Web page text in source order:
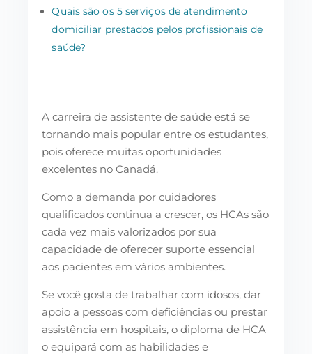
Quais são os 5 serviços de atendimento
domiciliar prestados pelos profissionais de
saúde?
A carreira de assistente de saúde está se
tornando mais popular entre os estudantes,
pois oferece muitas oportunidades
excelentes no Canadá.
Como a demanda por cuidadores
qualificados continua a crescer, os HCAs são
cada vez mais valorizados por sua
capacidade de oferecer suporte essencial
aos pacientes em vários ambientes.
Se você gosta de trabalhar com idosos, dar
apoio a pessoas com deficiências ou prestar
assistência em hospitais, o diploma de HCA
o equipará com as habilidades e